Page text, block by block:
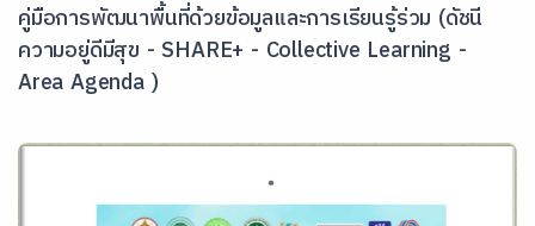
คู่มือการพัฒนาพื้นที่ด้วยข้อมูลและการเรียนรู้ร่วม (ดัชนี
ความอยู่ดีมีสุข - SHARE+ - Collective Learning -
Area Agenda )